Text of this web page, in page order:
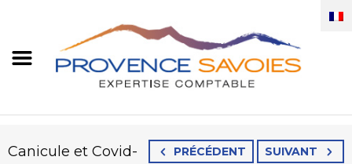
PRÉCÉDENT SUIVANT
Canicule et Covid-